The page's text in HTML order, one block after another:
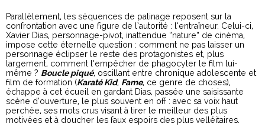
Parallèlement, les séquences de patinage reposent sur la
confrontation avec une figure de l’autorité : l’entraîneur. Celui-ci,
Xavier Dias, personnage-pivot, inattendue “nature” de cinéma,
impose cette éternelle question : comment ne pas laisser un
personnage éclipser le reste des protagonistes et, plus
largement, comment l’empêcher de phagocyter le film lui-
même ? Boucle piqué, oscillant entre chronique adolescente et
film de formation (Karaté Kid, Fame, ce genre de choses),
échappe à cet écueil en gardant Dias, passée une saisissante
scène d’ouverture, le plus souvent en off : avec sa voix haut
perchée, ses mots crus visant à tirer le meilleur des plus
motivées et à doucher les faux espoirs des plus velléitaires.